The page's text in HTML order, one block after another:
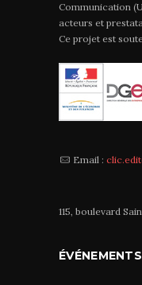
Communication
acteurs et
Ce projet est
Email :
115, boulevard